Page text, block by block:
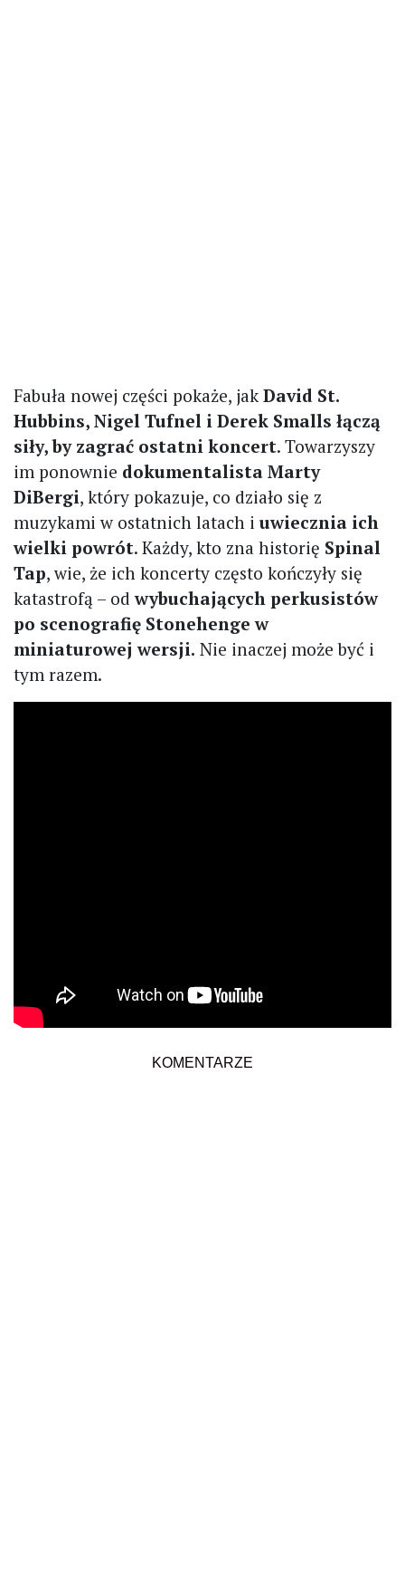
Fabuła nowej części pokaże, jak David St.
Hubbins, Nigel Tufnel i Derek Smalls łączą
siły, by zagrać ostatni koncert. Towarzyszy
im ponownie dokumentalista Marty
DiBergi, który pokazuje, co działo się z
muzykami w ostatnich latach i uwiecznia ich
wielki powrót. Każdy, kto zna historię Spinal
Tap, wie, że ich koncerty często kończyły się
katastrofą – odwybuchających perkusistów
po scenografię Stonehenge w
miniaturowej wersji. Nie inaczej może być i
tym razem.
KOMENTARZE